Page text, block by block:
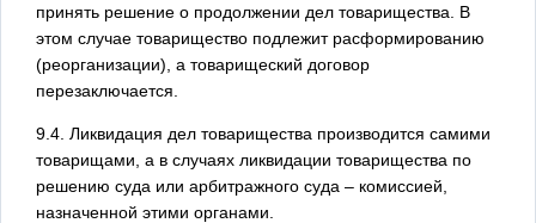
принять решение о продолжении дел товарищества. В
этом случае товарищество подлежит расформированию
(реорганизации), а товарищеский договор
перезаключается.
9.4. Ликвидация дел товарищества производится самими
товарищами, а в случаях ликвидации товарищества по
решению суда или арбитражного суда – комиссией,
назначенной этими органами.